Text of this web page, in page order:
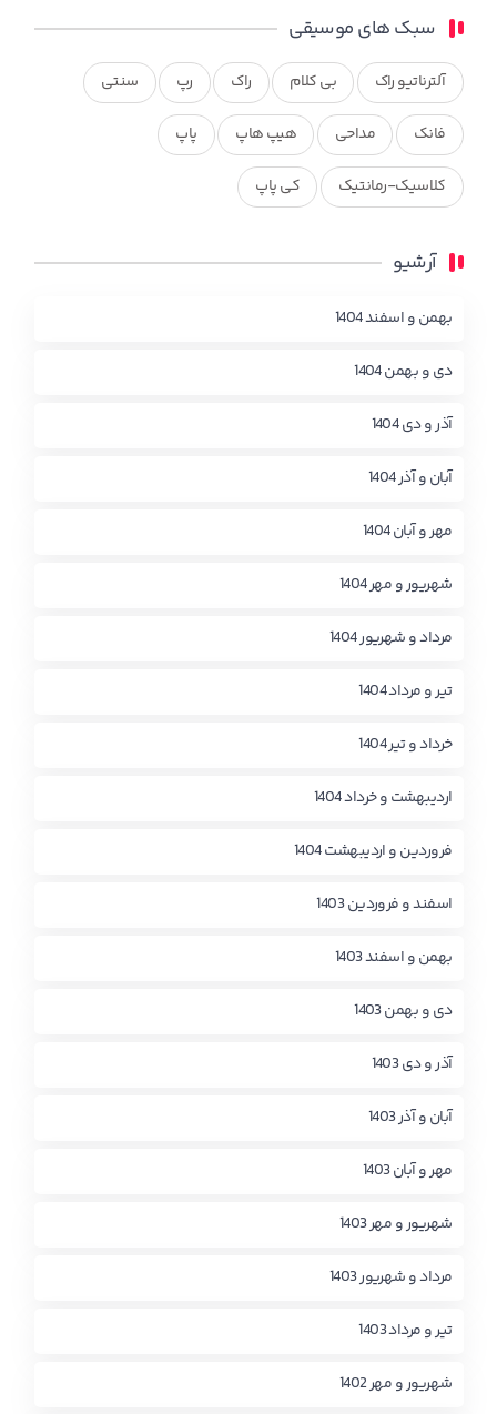
سبک های موسیقی
آلترناتیو راک بی کلام راک رپ سنتی
فانک مداحی هیپ هاپ پاپ
کلاسیک-رمانتیک کی پاپ
آرشیو
بهمن و اسفند 1404
دی و بهمن 1404
آذر و دی 1404
آبان و آذر 1404
مهر و آبان 1404
شهریور و مهر 1404
مرداد و شهریور 1404
تیر و مرداد 1404
خرداد و تیر 1404
اردیبهشت و خرداد 1404
فروردین و اردیبهشت 1404
اسفند و فروردین 1403
بهمن و اسفند 1403
دی و بهمن 1403
آذر و دی 1403
آبان و آذر 1403
مهر و آبان 1403
شهریور و مهر 1403
مرداد و شهریور 1403
تیر و مرداد 1403
شهریور و مهر 1402